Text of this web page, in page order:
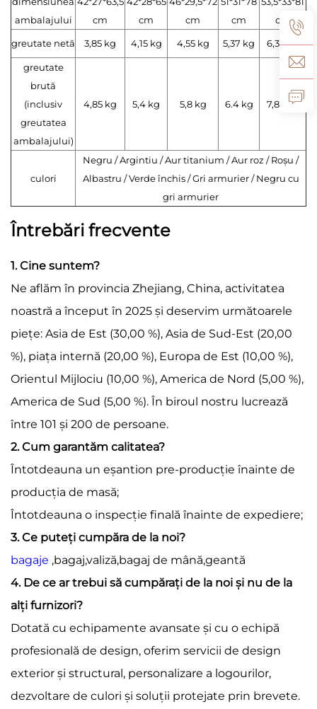
ambalajului
cm
cm
cm
cm
cm
greutate netă 3,85 kg 4,15 kg 4,55 kg 5,37 kg 6,35 kg
greutate
brută
(inclusiv
greutatea
ambalajului)
4,85 kg 5,4 kg 5,8 kg 6.4 kg 7,85 kg
culori
Negru / Argintiu / Aur titanium / Aur roz / Roșu /
Albastru / Verde închis / Gri armurier / Negru cu
gri armurier
Întrebări frecvente
1. Cine suntem?
Ne aflăm în provincia Zhejiang, China, activitatea
noastră a început în 2025 și deservim următoarele
piețe: Asia de Est (30,00 %), Asia de Sud-Est (20,00
%), piața internă (20,00 %), Europa de Est (10,00 %),
Orientul Mijlociu (10,00 %), America de Nord (5,00 %),
America de Sud (5,00 %). În biroul nostru lucrează
între 101 și 200 de persoane.
2. Cum garantăm calitatea?
Întotdeauna un eșantion pre-producție înainte de
producția de masă;
Întotdeauna o inspecție finală înainte de expediere;
3. Ce puteți cumpăra de la noi?
bagaje ,bagaj,valiză,bagaj de mână,geantă
4. De ce ar trebui să cumpărați de la noi și nu de la
alți furnizori?
Dotată cu echipamente avansate și cu o echipă
profesională de design, oferim servicii de design
exterior și structural, personalizare a logourilor,
dezvoltare de culori și soluții protejate prin brevete.